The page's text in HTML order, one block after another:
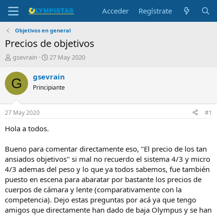
Acceder Regístrate
Objetivos en general
Precios de objetivos
I
i
c
a
d
o
r
l
t
e
m
a
gsevrain
F
c
h
a
i
i
o
27 May 2020
G gsevrain
Principiante
27 May 2020 #1
Hola a todos.
Bueno para comentar directamente eso, "El precio de los tan
ansiados objetivos" si mal no recuerdo el sistema 4/3 y micro
4/3 ademas del peso y lo que ya todos sabemos, fue también
puesto en escena para abaratar por bastante los precios de
cuerpos de cámara y lente (comparativamente con la
competencia). Dejo estas preguntas por acá ya que tengo
amigos que directamente han dado de baja Olympus y se han